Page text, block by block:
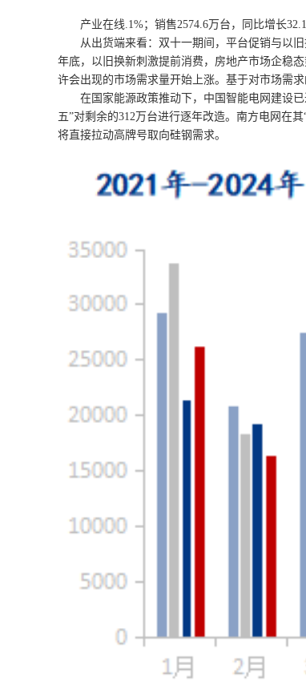
产业在线.1%；销售2574.6万台，同比增长
从出货端来看：双十一期间，平台促销与以旧
年底，以旧换新刺激提前消费，房地产市场企稳
许会出现的市场需求量开始上涨。基于对市场需
在国家能源政策推动下，中国智能电网建设已
五”对剩余的312万台进行逐年改造。南方电网在
将直接拉动高牌号取向硅钢需求。